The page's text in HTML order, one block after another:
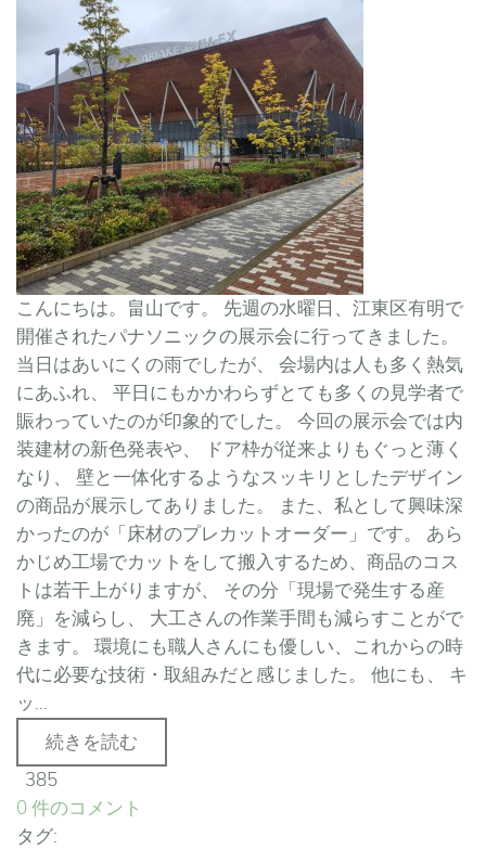
こんにちは。畠山です。 先週の水曜日、江東区有明で
開催されたパナソニックの展示会に行ってきました。
当日はあいにくの雨でしたが、 会場内は人も多く熱気
にあふれ、 平日にもかかわらずとても多くの見学者で
賑わっていたのが印象的でした。 今回の展示会では内
装建材の新色発表や、 ドア枠が従来よりもぐっと薄く
なり、 壁と一体化するようなスッキリとしたデザイン
の商品が展示してありました。 また、私として興味深
かったのが「床材のプレカットオーダー」です。 あら
かじめ工場でカットをして搬入するため、商品のコス
トは若干上がりますが、 その分「現場で発生する産
廃」を減らし、 大工さんの作業手間も減らすことがで
きます。 環境にも職人さんにも優しい、これからの時
代に必要な技術・取組みだと感じました。 他にも、 キ
ッ...
続きを読む
385
0 件のコメント
タグ: